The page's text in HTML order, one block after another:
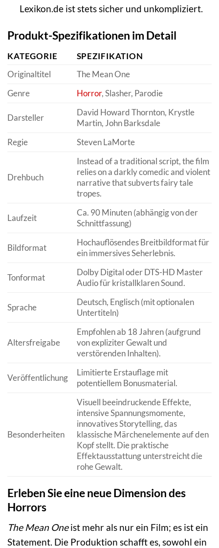
Lexikon.de ist stets sicher und unkompliziert.
Produkt-Spezifikationen im Detail
KATEGORIE
SPEZIFIKATION
Originaltitel
The Mean One
Genre
Horror, Slasher, Parodie
Darsteller
David Howard Thornton, Krystle
Martin, John Barksdale
Regie
Steven LaMorte
Drehbuch
Instead of a traditional script, the film
relies on a darkly comedic and violent
narrative that subverts fairy tale
tropes.
Laufzeit
Ca. 90 Minuten (abhängig von der
Schnittfassung)
Bildformat
Hochauflösendes Breitbildformat für
ein immersives Seherlebnis.
Tonformat
Dolby Digital oder DTS-HD Master
Audio für kristallklaren Sound.
Sprache
Deutsch, Englisch (mit optionalen
Untertiteln)
Altersfreigabe
Empfohlen ab 18 Jahren (aufgrund
von expliziter Gewalt und
verstörenden Inhalten).
Veröffentlichung
Limitierte Erstauflage mit
potentiellem Bonusmaterial.
Besonderheiten
Visuell beeindruckende Effekte,
intensive Spannungsmomente,
innovatives Storytelling, das
klassische Märchenelemente auf den
Kopf stellt. Die praktische
Effektausstattung unterstreicht die
rohe Gewalt.
Erleben Sie eine neue Dimension des
Horrors
The Mean Oneist mehr als nur ein Film; es ist ein
Statement. Die Produktion schafft es, sowohl ein